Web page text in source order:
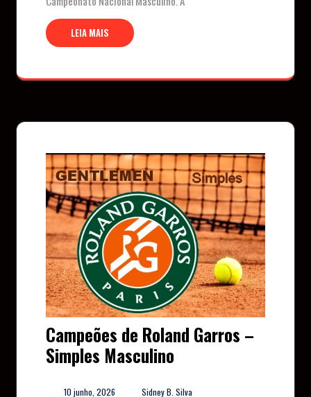
LEIA MAIS
Campeões de Roland Garros –
Simples Masculino
10 junho, 2026 Sidney B. Silva